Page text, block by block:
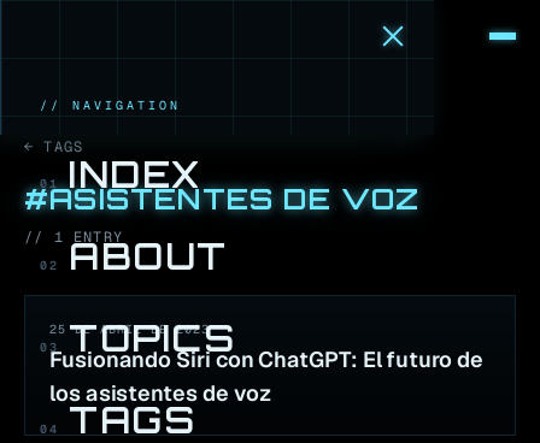
// NAVIGATION
01 INDEX
02 ABOUT
03 TOPICS
04 TAGS
← TAGS
#ASISTENTES DE VOZ
// 1 ENTRY
25 DE ABRIL DE 2023
Fusionando Siri con ChatGPT: El futuro de
los asistentes de voz